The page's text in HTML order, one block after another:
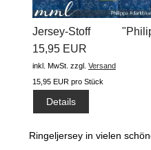
Jersey-Stoff
#darkblue...
15,95 EUR
inkl. MwSt. zzgl. Versand
15,95 EUR pro Stück
Details
Ringeljersey in vielen